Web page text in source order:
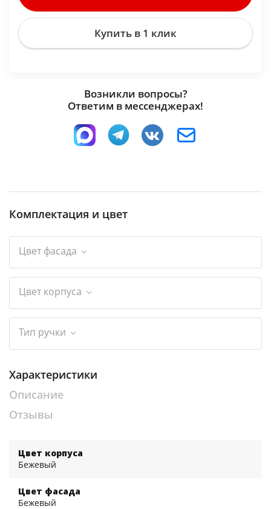
Купить в 1 клик
Возникли вопросы?
Ответим в мессенджерах!
Комплектация и цвет
Цвет фасада
Цвет корпуса
Тип ручки
Характеристики
Описание
Отзывы
Цвет корпуса
Бежевый
Цвет фасада
Бежевый